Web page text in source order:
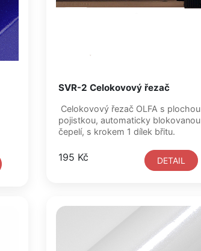
SVR-2 Celokovový řezač
Celokovový řezač OLFA s plochou
pojistkou, automaticky blokovanou
čepelí, s krokem 1 dílek břitu.
195 Kč DETAIL